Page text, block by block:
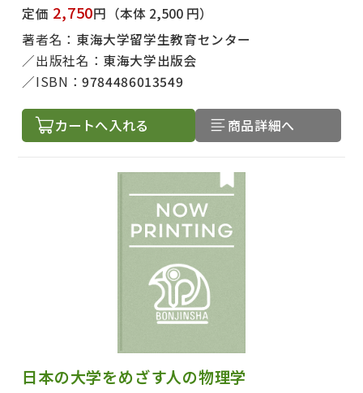
定価 2,750円 （本体 2,500 円）
著者名： 東海大学留学生教育センター
出版社名： 東海大学出版会
ISBN：9784486013549
カートへ入れる 商品詳細へ
日本の大学をめざす人の物理学